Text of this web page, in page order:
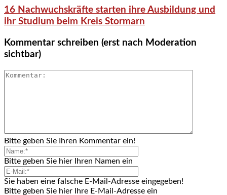
16 Nachwuchskräfte starten ihre Ausbildung und
ihr Studium beim Kreis Stormarn
Kommentar schreiben (erst nach Moderation
sichtbar)
Bitte geben Sie Ihren Kommentar ein!
Bitte geben Sie hier Ihren Namen ein
Sie haben eine falsche E-Mail-Adresse eingegeben!
Bitte geben Sie hier Ihre E-Mail-Adresse ein